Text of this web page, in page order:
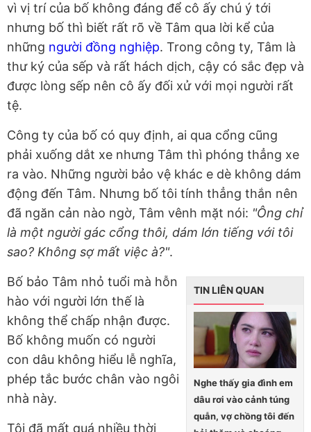
vì vị trí của bố không đáng để cô ấy chú ý tới
nhưng bố thì biết rất rõ về Tâm qua lời kể của
những người đồng nghiệp. Trong công ty, Tâm là
thư ký của sếp và rất hách dịch, cậy có sắc đẹp và
được lòng sếp nên cô ấy đối xử với mọi người rất
tệ.
Công ty của bố có quy định, ai qua cổng cũng
phải xuống dắt xe nhưng Tâm thì phóng thẳng xe
ra vào. Những người bảo vệ khác e dè không dám
động đến Tâm. Nhưng bố tôi tính thẳng thắn nên
đã ngăn cản nào ngờ, Tâm vênh mặt nói: "Ông chỉ
là một người gác cổng thôi, dám lớn tiếng với tôi
sao? Không sợ mất việc à?".
TIN LIÊN QUAN
Nghe thấy gia đình em
dâu rơi vào cảnh túng
quẫn, vợ chồng tôi đến
Bố bảo Tâm nhỏ tuổi mà hỗn
hào với người lớn thế là
không thể chấp nhận được.
Bố không muốn có người
con dâu không hiểu lễ nghĩa,
phép tắc bước chân vào ngôi
nhà này.
Tôi đã mất quá nhiều thời